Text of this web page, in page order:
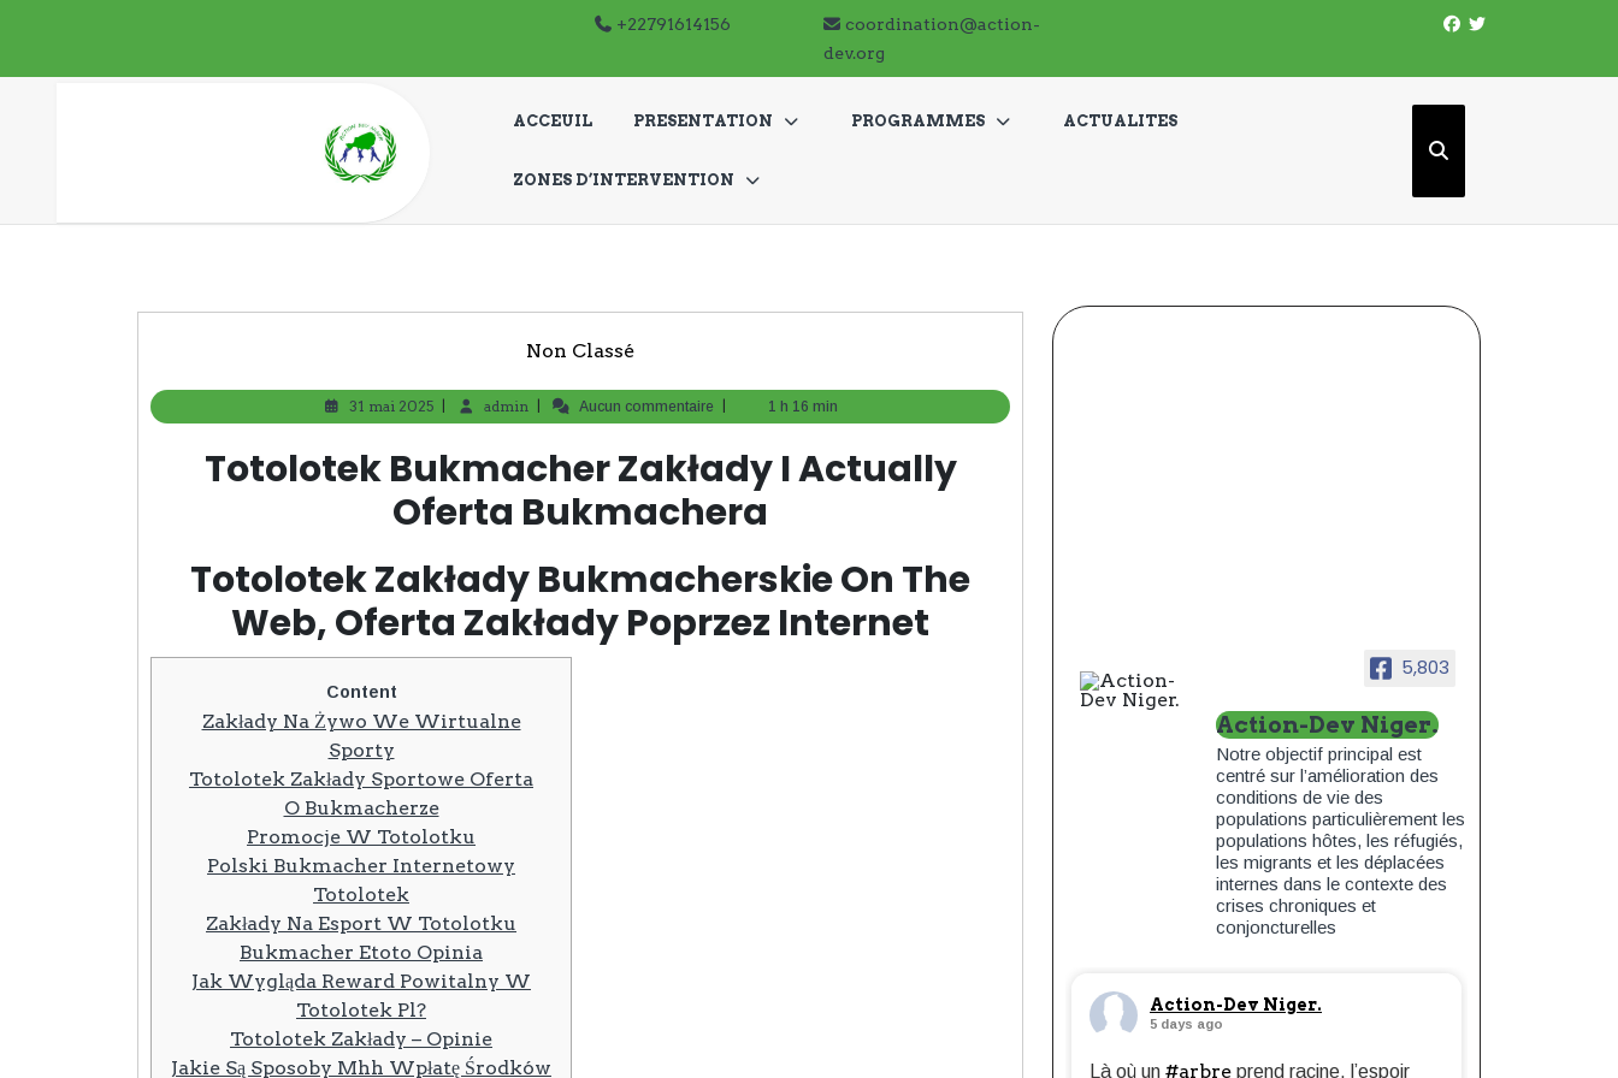
+22791614156+22791614156 coordination@action-
dev.org
dev.org
Facebook
Twitter
ACCEUIL PRESENTATION PROGRAMMES ACTUALITES
ZONES D’INTERVENTION
Non Classé
31 mai 2025
31
mai
| admin admin
| Aucun commentaire | 1 h 16 min
Totolotek Bukmacher Zakłady I Actually
Oferta Bukmachera
Totolotek Zakłady Bukmacherskie On The
Web, Oferta Zakłady Poprzez Internet
Content
Zakłady Na Żywo We Wirtualne
Sporty
Totolotek Zakłady Sportowe Oferta
O Bukmacherze
Promocje W Totolotku
Polski Bukmacher Internetowy
Totolotek
Zakłady Na Esport W Totolotku
Bukmacher Etoto Opinia
Jak Wygląda Reward Powitalny W
Totolotek Pl?
Totolotek Zakłady – Opinie
Jakie Są Sposoby Mhh Wpłatę Środków
5,803
Action-Dev Niger.
Notre objectif principal est
centré sur l’amélioration des
conditions de vie des
populations particulièrement les
populations hôtes, les réfugiés,
les migrants et les déplacées
internes dans le contexte des
crises chroniques et
conjoncturelles
Action-Dev Niger.
5 days ago
Là où un #arbre prend racine, l’espoir